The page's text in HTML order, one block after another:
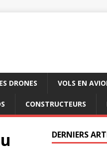
DRONES VOLS EN
CONSTRUCTEURS
DERNIERS